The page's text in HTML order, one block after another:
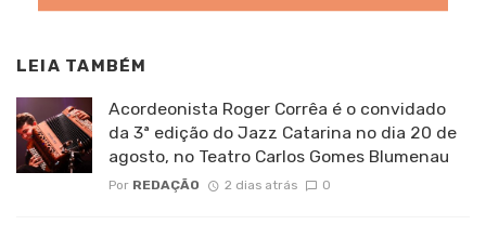
LEIA TAMBÉM
Acordeonista Roger Corrêa é o convidado
da 3ª edição do Jazz Catarina no dia 20 de
agosto, no Teatro Carlos Gomes Blumenau
Por REDAÇÃO 2 dias atrás 0